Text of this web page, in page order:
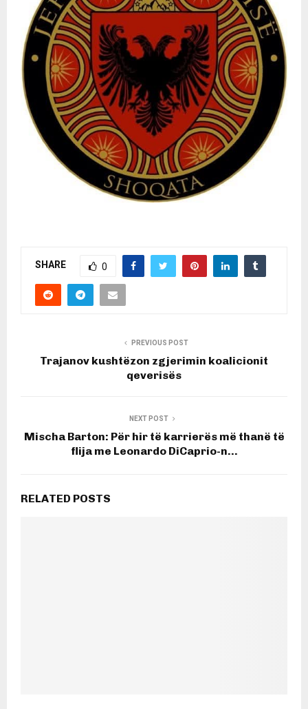
SHARE 0
PREVIOUS POST
Trajanov kushtëzon zgjerimin koalicionit
qeverisës
NEXT POST
Mischa Barton: Për hir të karrierës më thanë të
flija me Leonardo DiCaprio-n…
RELATED POSTS